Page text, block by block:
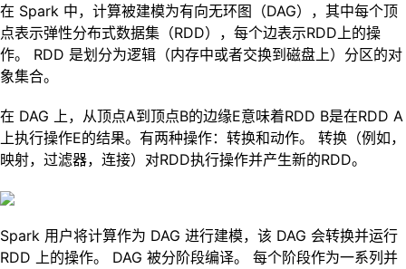
在 Spark 中，计算被建模为有向无环图（DAG），其中每个顶
点表示弹性分布式数据集（RDD），每个边表示RDD上的操
作。 RDD 是划分为逻辑（内存中或者交换到磁盘上）分区的对
象集合。
在 DAG 上，从顶点A到顶点B的边缘E意味着RDD B是在RDD A
上执行操作E的结果。有两种操作：转换和动作。 转换（例如，
映射，过滤器，连接）对RDD执行操作并产生新的RDD。
Spark 用户将计算作为 DAG 进行建模，该 DAG 会转换并运行
RDD 上的操作。 DAG 被分阶段编译。 每个阶段作为一系列并